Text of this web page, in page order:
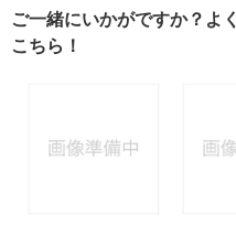
ご一緒にいかがですか？よ
こちら！